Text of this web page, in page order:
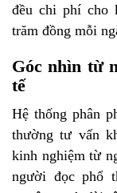
đều chi phí cho
trăm đồng mỗi
Góc nhìn từ
tế
Hệ thống phân
thường tư vấn
kinh nghiệm từ
người đọc phổ